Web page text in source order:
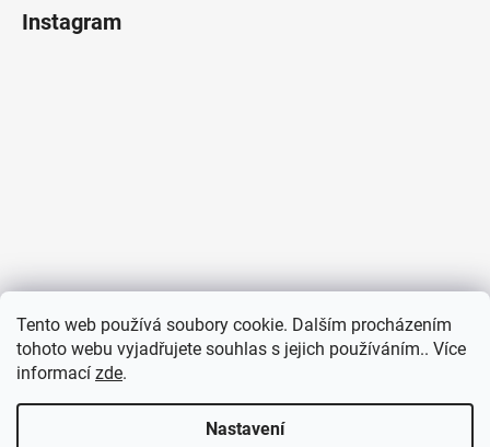
Tento web používá soubory cookie. Dalším procházením
tohoto webu vyjadřujete souhlas s jejich používáním.. Více
informací zde.
Nastavení
Instagram
Sledovat na Instagramu